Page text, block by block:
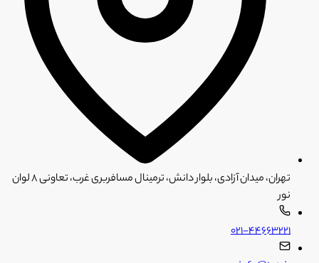
تهران، میدان آزادی، بلوار دانش، ترمینال مسافربری غرب، تعاونی ۸ لوان
نور
۰۲۱-۴۴۶۶۳۲۲۱